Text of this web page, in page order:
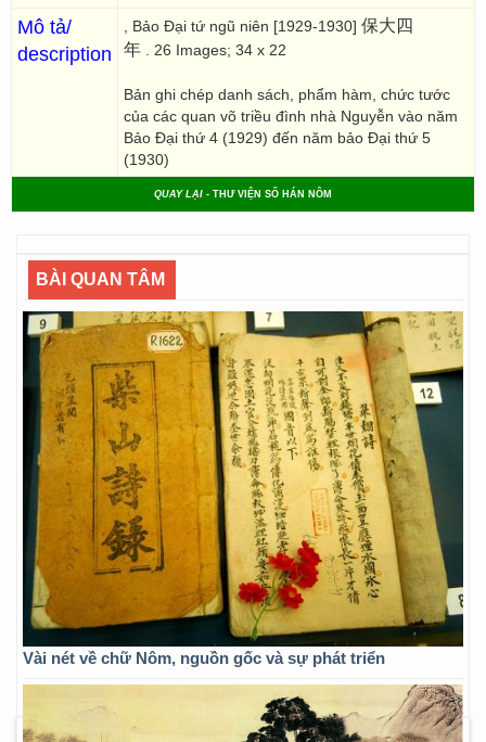
Mô tả/
description
, Bảo Đại tứ ngũ niên [1929-1930] 保大四
年 . 26 Images; 34 x 22
Bản ghi chép danh sách, phẩm hàm, chức tước
của các quan võ triều đình nhà Nguyễn vào năm
Bảo Đại thứ 4 (1929) đến năm bảo Đại thứ 5
(1930)
QUAY LẠI - THƯ VIỆN SỐ HÁN NÔM
BÀI QUAN TÂM
Vài nét về chữ Nôm, nguồn gốc và sự phát triển